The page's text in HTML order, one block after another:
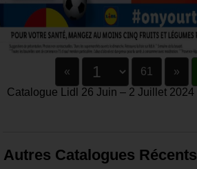
« 61
»
Catalogue Lidl 26 Juin – 2 Juillet 2024
Autres Catalogues Récents